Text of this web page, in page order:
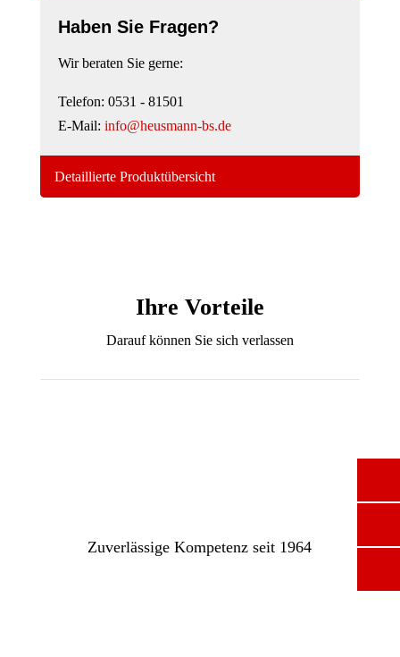
Haben Sie Fragen?
Wir beraten Sie gerne:
Telefon: 0531 - 81501
E-Mail: info@heusmann-bs.de
Detaillierte Produktübersicht
Ihre Vorteile
Darauf können Sie sich verlassen
Zuverlässige Kompetenz seit 1964